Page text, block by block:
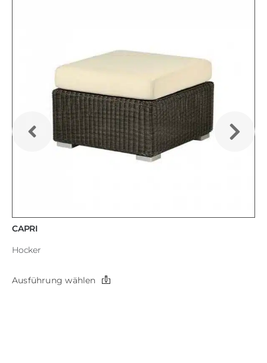
CAPRI
Hocker
Ausführung wählen
Dieses